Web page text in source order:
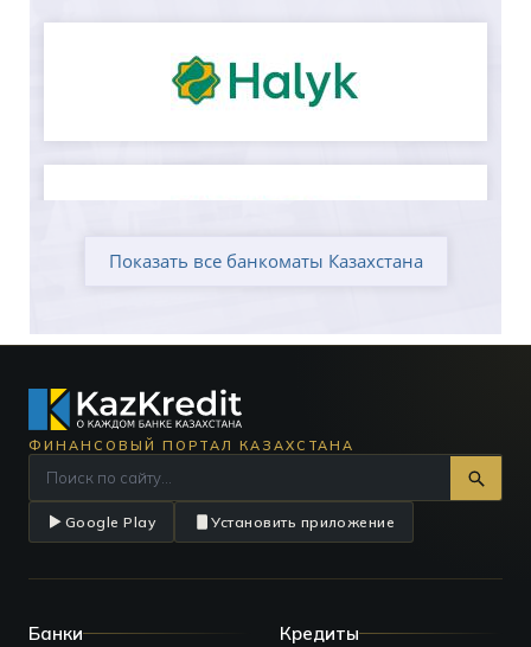
Показать все банкоматы Казахстана
ФИНАНСОВЫЙ ПОРТАЛ КАЗАХСТАНА
Google Play Установить приложение
Банки Кредиты